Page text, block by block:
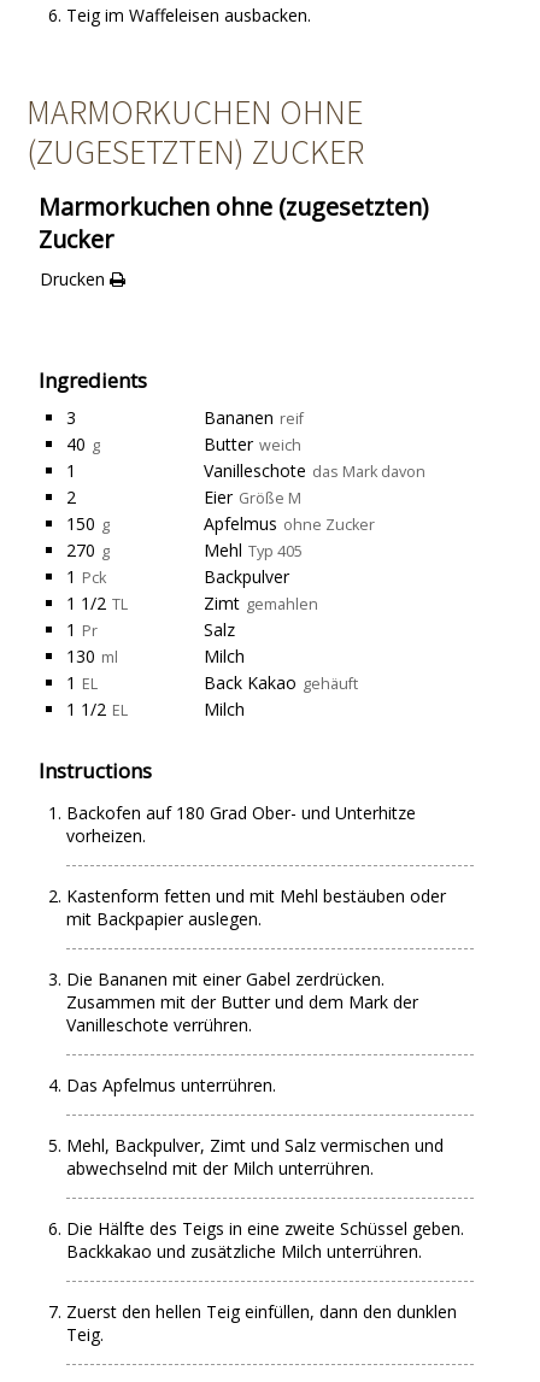
Teig im Waffeleisen ausbacken.
MARMORKUCHEN OHNE
(ZUGESETZTEN) ZUCKER
Marmorkuchen ohne (zugesetzten)
Zucker
Drucken
Ingredients
3 Bananen reif
40 g Butter weich
1 Vanilleschote das Mark davon
2 Eier Größe M
150 g Apfelmus ohne Zucker
270 g Mehl Typ 405
1 Pck
Backpulver
1 1/2 TL Zimt gemahlen
1 Pr
Salz
130 ml
Milch
1 EL Back Kakao gehäuft
1 1/2 EL Milch
Instructions
Backofen auf 180 Grad Ober- und Unterhitze
vorheizen.
Kastenform fetten und mit Mehl bestäuben oder
mit Backpapier auslegen.
Die Bananen mit einer Gabel zerdrücken.
Zusammen mit der Butter und dem Mark der
Vanilleschote verrühren.
Das Apfelmus unterrühren.
Mehl, Backpulver, Zimt und Salz vermischen und
abwechselnd mit der Milch unterrühren.
Die Hälfte des Teigs in eine zweite Schüssel geben.
Backkakao und zusätzliche Milch unterrühren.
Zuerst den hellen Teig einfüllen, dann den dunklen
Teig.